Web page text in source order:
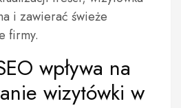
i zawierać świeże
firmy.
wpływa na
wizytówki w